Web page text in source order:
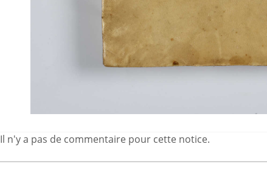
Il n'y a pas de commentaire pour cette notice.